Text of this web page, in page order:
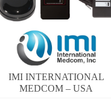
IMI INTERNATIONAL
MEDCOM – USA